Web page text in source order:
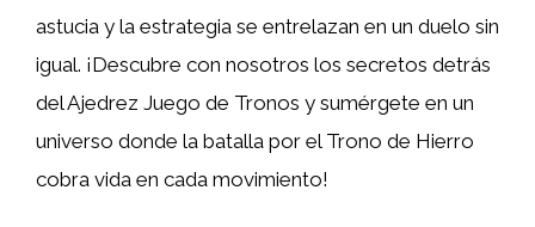
astucia y la estrategia se entrelazan en un duelo sin
igual. ¡Descubre con nosotros los secretos detrás
del Ajedrez Juego de Tronos y sumérgete en un
universo donde la batalla por el Trono de Hierro
cobra vida en cada movimiento!